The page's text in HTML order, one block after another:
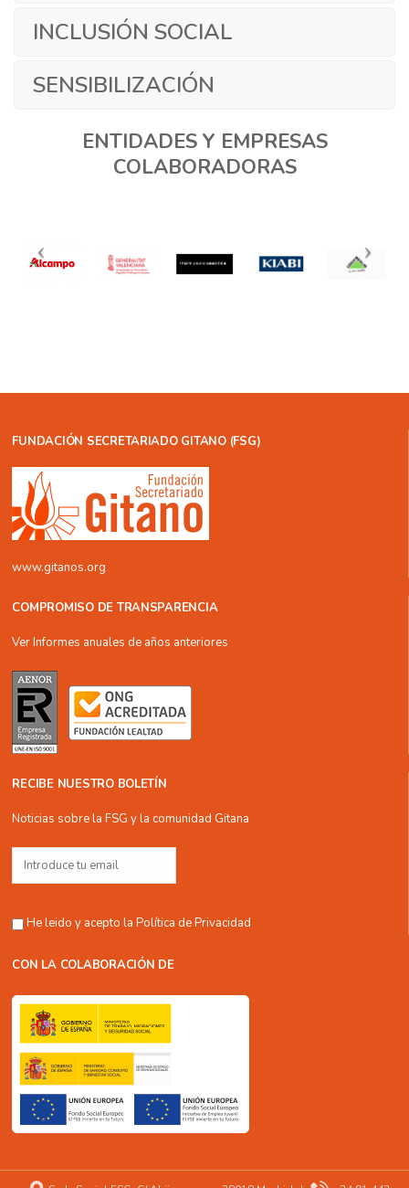
INCLUSIÓN SOCIAL
SENSIBILIZACIÓN
ENTIDADES Y EMPRESAS
COLABORADORAS
FUNDACIÓN SECRETARIADO GITANO (FSG)
www.gitanos.org
COMPROMISO DE TRANSPARENCIA
Ver Informes anuales de años anteriores
RECIBE NUESTRO BOLETÍN
Noticias sobre la FSG y la comunidad Gitana
He leido y acepto laPolítica de Privacidad
CON LA COLABORACIÓN DE